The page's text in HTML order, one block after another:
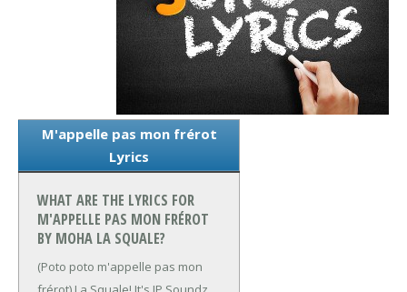
M'appelle pas mon frérot
Lyrics
WHAT ARE THE LYRICS FOR
M'APPELLE PAS MON FRÉROT
BY MOHA LA SQUALE?
(Poto poto m'appelle pas mon